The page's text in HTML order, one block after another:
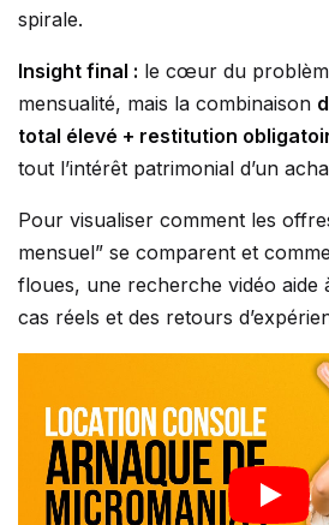
spirale.
Insight final : le cœur du
mensualité, mais la combinaison
total élevé + restitution
tout l’intérêt patrimonial d’un
Pour visualiser comment les
mensuel” se comparent et
floues, une recherche vidéo aide
cas réels et des retours